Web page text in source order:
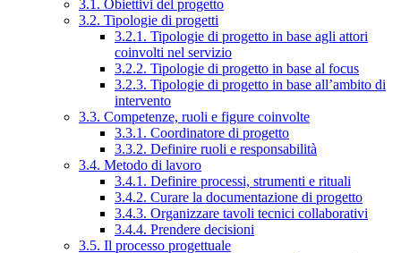
3.1. Obiettivi del progetto
3.2. Tipologie di progetti
3.2.1. Tipologie di progetto in base agli attori
coinvolti nel servizio
3.2.2. Tipologie di progetto in base al focus
3.2.3. Tipologie di progetto in base all’ambito di
intervento
3.3. Competenze, ruoli e figure coinvolte
3.3.1. Coordinatore di progetto
3.3.2. Definire ruoli e responsabilità
3.4. Metodo di lavoro
3.4.1. Definire processi, strumenti e rituali
3.4.2. Curare la documentazione di progetto
3.4.3. Organizzare tavoli tecnici collaborativi
3.4.4. Prendere decisioni
3.5. Il processo progettuale